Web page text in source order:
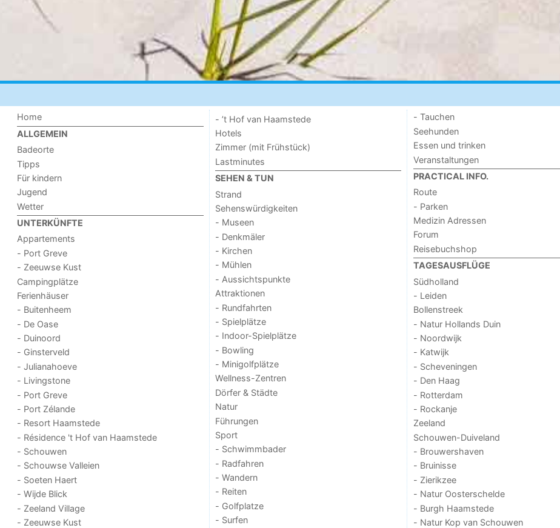
Home
ALLGEMEIN
Badeorte
Tipps
Für kindern
Jugend
Wetter
UNTERKÜNFTE
Appartements
- Port Greve
- Zeeuwse Kust
Campingplätze
Ferienhäuser
- Buitenheem
- De Oase
- Duinoord
- Ginsterveld
- Julianahoeve
- Livingstone
- Port Greve
- Port Zélande
- Resort Haamstede
- Résidence 't Hof van Haamstede
- Schouwen
- Schouwse Valleien
- Soeten Haert
- Wijde Blick
- Zeeland Village
- Zeeuwse Kust
- ’t Hof van Haamstede
Hotels
Zimmer (mit Frühstück)
Lastminutes
SEHEN & TUN
Strand
Sehenswürdigkeiten
- Museen
- Denkmäler
- Kirchen
- Mühlen
- Aussichtspunkte
Attraktionen
- Rundfahrten
- Spielplätze
- Indoor-Spielplätze
- Bowling
- Minigolfplätze
Wellness-Zentren
Dörfer & Städte
Natur
Führungen
Sport
- Schwimmbader
- Radfahren
- Wandern
- Reiten
- Golfplatze
- Surfen
- Tauchen
Seehunden
Essen und trinken
Veranstaltungen
PRACTICAL INFO.
Route
- Parken
Medizin Adressen
Forum
Reisebuchshop
TAGESAUSFLÜGE
Südholland
- Leiden
Bollenstreek
- Natur Hollands Duin
- Noordwijk
- Katwijk
- Scheveningen
- Den Haag
- Rotterdam
- Rockanje
Zeeland
Schouwen-Duiveland
- Brouwershaven
- Bruinisse
- Zierikzee
- Natur Oosterschelde
- Burgh Haamstede
- Natur Kop van Schouwen